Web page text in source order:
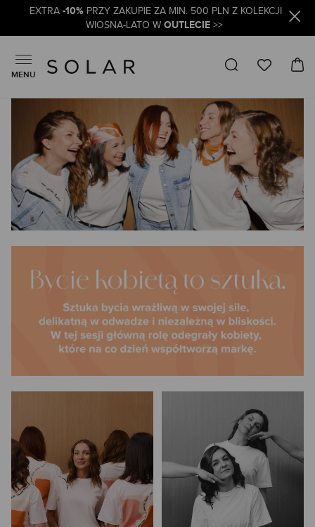
EXTRA -10% PRZY ZAKUPIE ZA MIN. 500 PLN Z KOLEKCJI
WIOSNA-LATO W OUTLECIE>>
MENU